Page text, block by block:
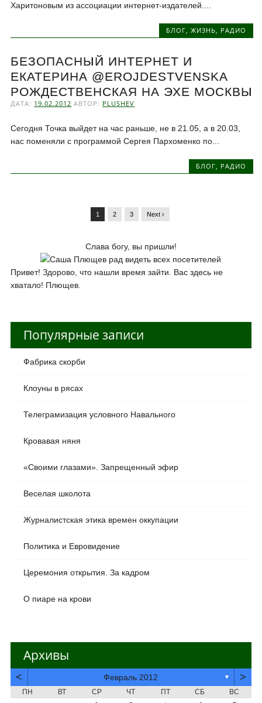
Харитоновым из ассоциации интернет-издателей....
БЛОГ, ЖИЗНЬ, РАДИО
БЕЗОПАСНЫЙ ИНТЕРНЕТ И
ЕКАТЕРИНА @EROJDESTVENSKA
РОЖДЕСТВЕНСКАЯ НА ЭХЕ МОСКВЫ
ДАТА: 19.02.2012 АВТОР: PLUSHEV
Сегодня Точка выйдет на час раньше, не в 21.05, а в 20.03,
нас поменяли с программой Сергея Пархоменко по...
БЛОГ РАДИО
1 2 3 Next ›
Слава богу, вы пришли!
Привет! Здорово, что нашли время зайти. Вас здесь не
хватало! Плющев.
Популярные записи
Фабрика скорби
Клоуны в рясах
Телеграмизация условного Навального
Кровавая няня
«Своими глазами». Запрещенный эфир
Веселая школота
Журналистская этика времен оккупации
Политика и Евровидение
Церемония открытия. За кадром
О пиаре на крови
Архивы
< Февраль 2012 ▼ >
ПН ВТ СР ЧТ ПТ СБ ВС